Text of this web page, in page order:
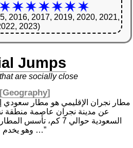
2016, 2017, 2019, 2020, 2021,
2023)
Jumps
are socially close
[Geography]
عن مدينة نجران عاصمة منطقة
وهو يخدم جميع القرى …”